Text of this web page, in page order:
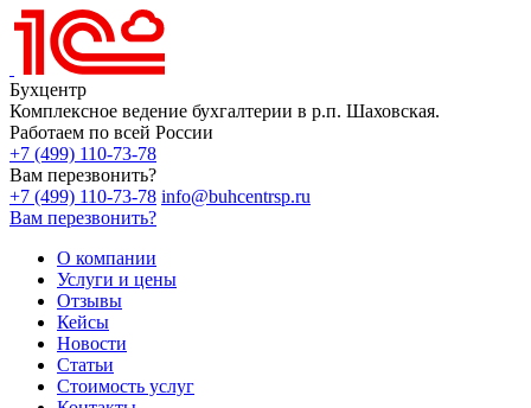
Бухцентр
Комплексное ведение бухгалтерии в р.п. Шаховская.
Работаем по всей России
+7 (499) 110-73-78
Вам перезвонить?
+7 (499) 110-73-78 info@buhcentrsp.ru
Вам перезвонить?
О компании
Услуги и цены
Отзывы
Кейсы
Новости
Статьи
Стоимость услуг